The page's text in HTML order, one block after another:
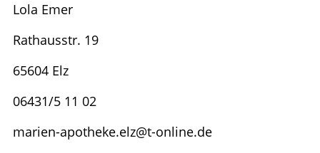
Lola Emer
Rathausstr. 19
65604 Elz
06431/5 11 02
marien-apotheke.elz@t-online.de